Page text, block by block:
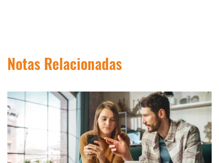
Notas Relacionadas